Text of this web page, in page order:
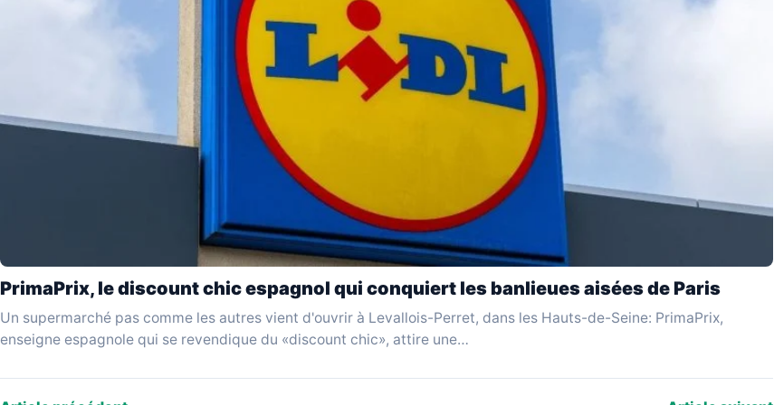
PrimaPrix, le discount chic espagnol qui conquiert les banlieues aisées de Paris
Un supermarché pas comme les autres vient d'ouvrir à Levallois-Perret, dans les Hauts-de-Seine: PrimaPrix,
enseigne espagnole qui se revendique du «discount chic», attire une…